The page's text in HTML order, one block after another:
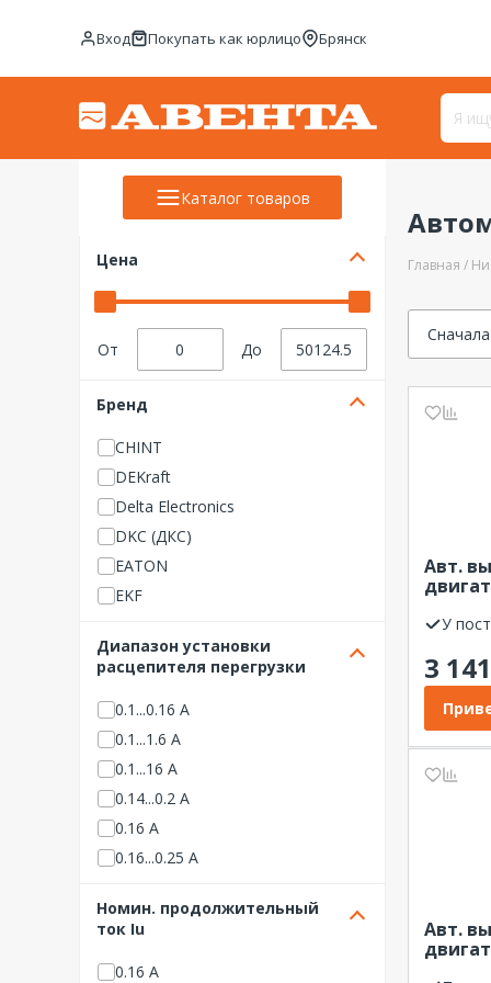
Вход Покупать как юрлицо Брянск
Каталог товаров
Цена
От До
Бренд
CHINT
DEKraft
Delta Electronics
DKC (ДКС)
EATON
EKF
HYUNDAI
IEK (ИЭК)
Legrand
Lovato
LSIS
NO NAME НВО
Schneider Electric
Systeme Electric
Диапазон установки
расцепителя перегрузки
0.1...0.16 А
0.1...1.6 А
0.1...16 А
0.14...0.2 А
0.16 А
0.16...0.25 А
0.25 А
0.4 А
Номин. продолжительный
ток Iu
0.16 А
Главная
Авт.
У
3
Авт.